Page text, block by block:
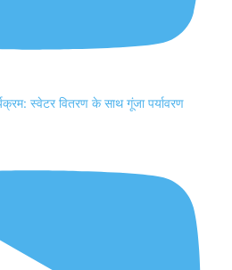
स्वेटर वितरण के साथ गूंजा पर्यावरण